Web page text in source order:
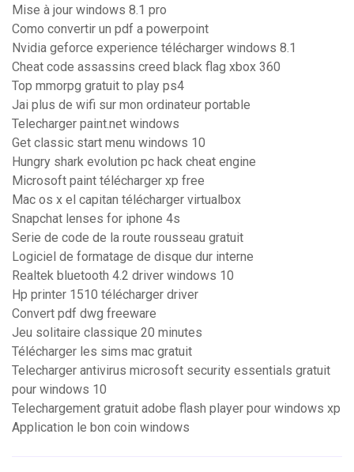
Mise à jour windows 8.1 pro
Como convertir un pdf a powerpoint
Nvidia geforce experience télécharger windows 8.1
Cheat code assassins creed black flag xbox 360
Top mmorpg gratuit to play ps4
Jai plus de wifi sur mon ordinateur portable
Telecharger paint.net windows
Get classic start menu windows 10
Hungry shark evolution pc hack cheat engine
Microsoft paint télécharger xp free
Mac os x el capitan télécharger virtualbox
Snapchat lenses for iphone 4s
Serie de code de la route rousseau gratuit
Logiciel de formatage de disque dur interne
Realtek bluetooth 4.2 driver windows 10
Hp printer 1510 télécharger driver
Convert pdf dwg freeware
Jeu solitaire classique 20 minutes
Télécharger les sims mac gratuit
Telecharger antivirus microsoft security essentials gratuit
pour windows 10
Telechargement gratuit adobe flash player pour windows xp
Application le bon coin windows